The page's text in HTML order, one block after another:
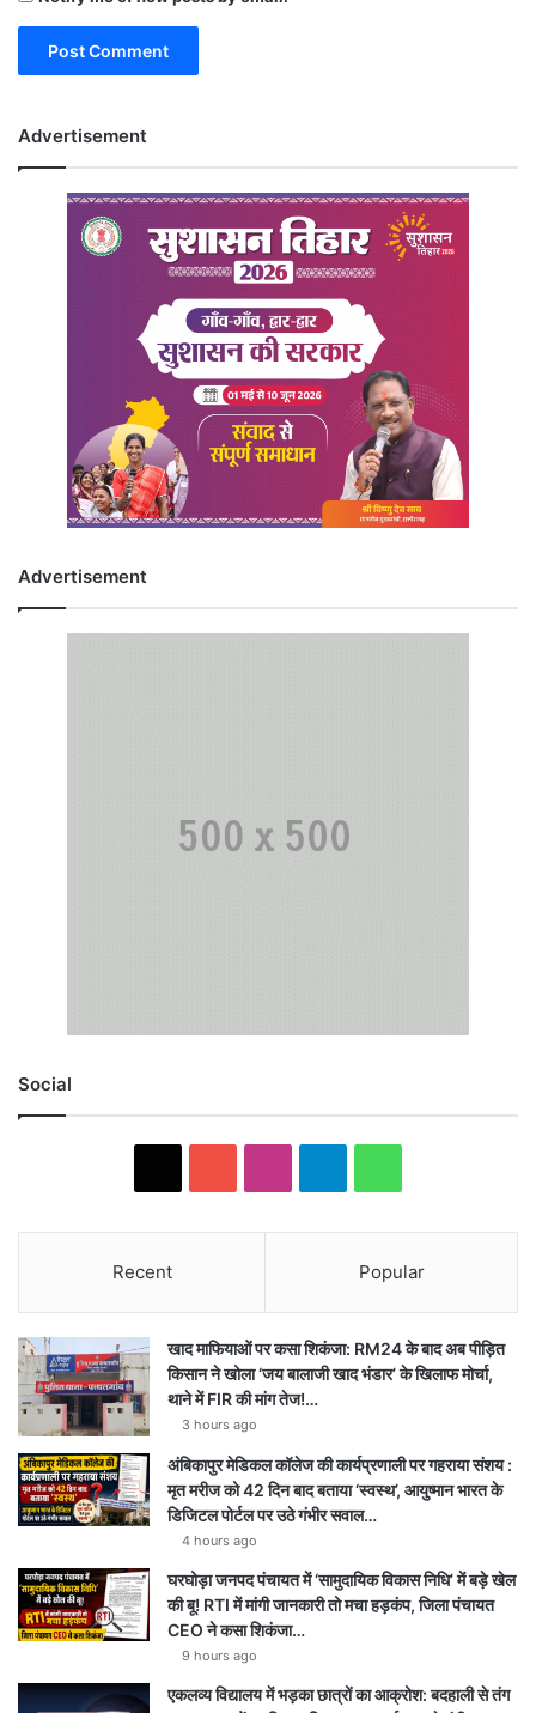
Advertisement
Advertisement
Social
T
u
b
e
t
a
g
r
a
e
g
a
m
a
t
s
p
p
Recent Popular
खाद माफियाओं पर कसा शिकंजा: RM24 के बाद अब पीड़ित
किसान ने खोला ‘जय बालाजी खाद भंडार’ के खिलाफ मोर्चा,
थाने में FIR की मांग तेज!…
3 hours ago
अंबिकापुर मेडिकल कॉलेज की कार्यप्रणाली पर गहराया संशय :
मृत मरीज को 42 दिन बाद बताया ‘स्वस्थ’, आयुष्मान भारत के
डिजिटल पोर्टल पर उठे गंभीर सवाल…
4 hours ago
घरघोड़ा जनपद पंचायत में ‘सामुदायिक विकास निधि’ में बड़े खेल
की बू! RTI में मांगी जानकारी तो मचा हड़कंप, जिला पंचायत
CEO ने कसा शिकंजा…
9 hours ago
एकलव्य विद्यालय में भड़का छात्रों का आक्रोश: बदहाली से तंग